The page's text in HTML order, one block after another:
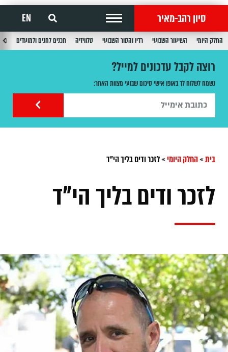
סיון רהב-מאיר EN
החלק היומי השיעור השבועי רדיו והטור השבועי טלוויזיה תכנים לחגים ולמועדים
רוצה לקבל עדכונים למייל?
נשמח לשלוח לך באופן אישי סיכום שבועי מצוות האתר:
בית»החלק היומי»לזכר ודים בליך הי"ד
לזכר ודים בליך הי"ד